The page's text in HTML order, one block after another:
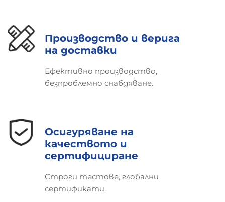
Производство и верига
на доставки
Ефективно производство,
безпроблемно снабдяване.
Осигуряване на
качеството и
сертифициране
Строги тестове, глобални
сертификати.